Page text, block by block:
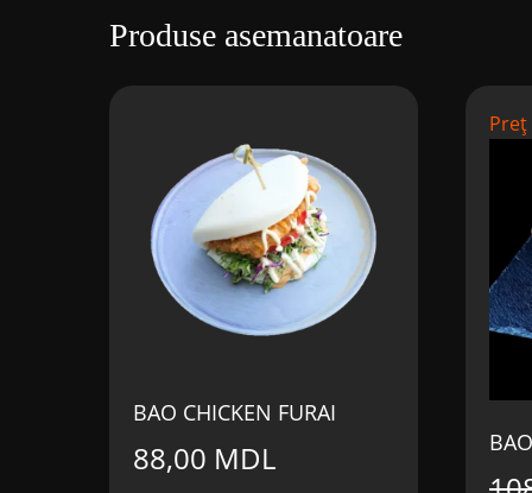
Produse asemanatoare
BAO CHICKEN FURAI
88,00 MDL
Preț